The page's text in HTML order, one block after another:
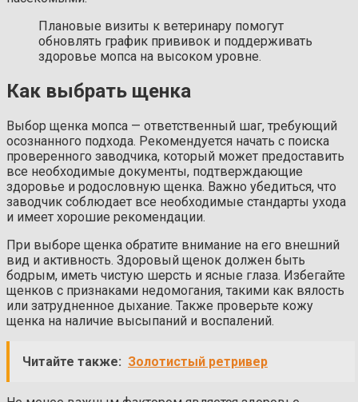
Плановые визиты к ветеринару помогут
обновлять график прививок и поддерживать
здоровье мопса на высоком уровне.
Как выбрать щенка
Выбор щенка мопса — ответственный шаг, требующий
осознанного подхода. Рекомендуется начать с поиска
проверенного заводчика, который может предоставить
все необходимые документы, подтверждающие
здоровье и родословную щенка. Важно убедиться, что
заводчик соблюдает все необходимые стандарты ухода
и имеет хорошие рекомендации.
При выборе щенка обратите внимание на его внешний
вид и активность. Здоровый щенок должен быть
бодрым, иметь чистую шерсть и ясные глаза. Избегайте
щенков с признаками недомогания, такими как вялость
или затрудненное дыхание. Также проверьте кожу
щенка на наличие высыпаний и воспалений.
Читайте также: Золотистый ретривер